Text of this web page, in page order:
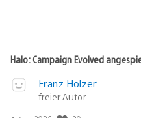
Halo: Campaign Evolved
Franz Holzer
freier Autor